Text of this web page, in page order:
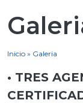
Inicio » Galeria
• TRES